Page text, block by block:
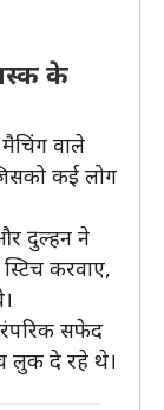
के
वाले
कई लोग
दुल्हन ने
करवाए,
सफेद
लुक दे रहे थे।